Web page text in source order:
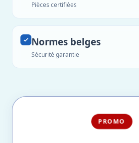
Pièces certifiées
Normes belges
Sécurité garantie
PROMO